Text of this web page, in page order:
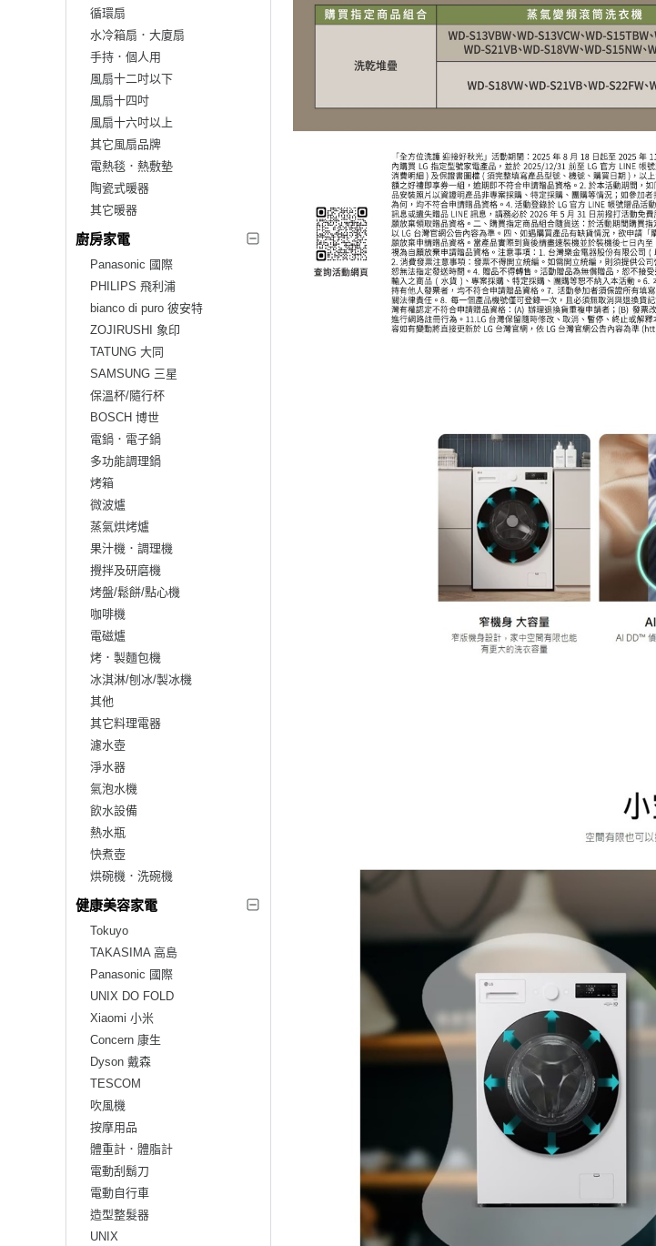
循環扇
水冷箱扇．大廈扇
手持．個人用
風扇十二吋以下
風扇十四吋
風扇十六吋以上
其它風扇品牌
電熱毯．熱敷墊
陶瓷式暖器
其它暖器
廚房家電
Panasonic 國際
PHILIPS 飛利浦
bianco di puro 彼安特
ZOJIRUSHI 象印
TATUNG 大同
SAMSUNG 三星
保溫杯/隨行杯
BOSCH 博世
電鍋．電子鍋
多功能調理鍋
烤箱
微波爐
蒸氣烘烤爐
果汁機．調理機
攪拌及研磨機
烤盤/鬆餅/點心機
咖啡機
電磁爐
烤．製麵包機
冰淇淋/刨冰/製冰機
其他
其它料理電器
濾水壺
淨水器
氣泡水機
飲水設備
熱水瓶
快煮壺
烘碗機．洗碗機
健康美容家電
Tokuyo
TAKASIMA 高島
Panasonic 國際
UNIX DO FOLD
Xiaomi 小米
Concern 康生
Dyson 戴森
TESCOM
吹風機
按摩用品
體重計．體脂計
電動刮鬍刀
電動自行車
造型整髮器
UNIX